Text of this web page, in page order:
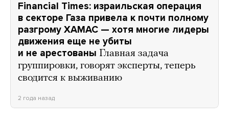
Financial Times: израильская операция
в секторе Газа привела к почти полному
разгрому ХАМАС — хотя многие лидеры
движения еще не убиты
и не арестованы Главная задача
группировки, говорят эксперты, теперь
сводится к выживанию
2 года назад